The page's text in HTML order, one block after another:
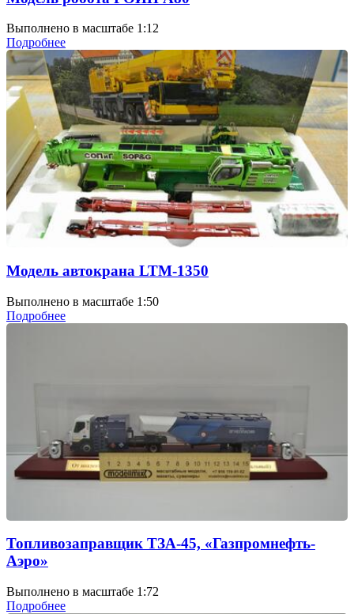
Выполнено в масштабе 1:12
Подробнее
Модель автокрана LTM-1350
Выполнено в масштабе 1:50
Подробнее
Топливозаправщик ТЗА-45, «Газпромнефть-
Аэро»
Выполнено в масштабе 1:72
Подробнее